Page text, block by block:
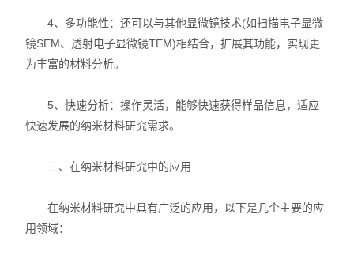
4、多功能性：还可以与其他显微镜技术(如扫描电子显微
镜SEM、透射电子显微镜TEM)相结合，扩展其功能，实现更
为丰富的材料分析。
5、快速分析：操作灵活，能够快速获得样品信息，适应
快速发展的纳米材料研究需求。
三、在纳米材料研究中的应用
在纳米材料研究中具有广泛的应用，以下是几个主要的应
用领域：